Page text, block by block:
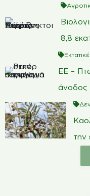
8,8
ΕΕ –
άνοδος
την